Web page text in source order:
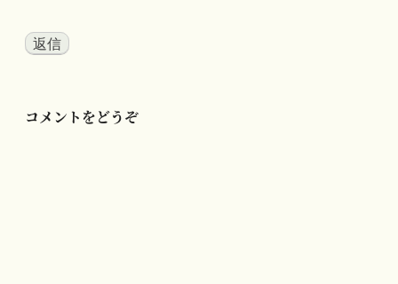
返信
コメントをどうぞ